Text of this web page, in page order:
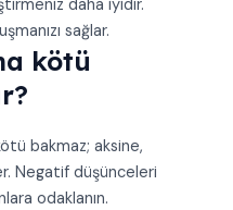
daha iyidir.
sağlar.
kötü
bakmaz; aksine,
Negatif düşünceleri
odaklanın.